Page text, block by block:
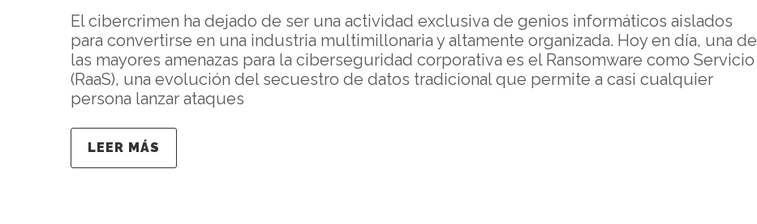
El cibercrimen ha dejado de ser una actividad exclusiva de genios informáticos aislados
para convertirse en una industria multimillonaria y altamente organizada. Hoy en día, una de
las mayores amenazas para la ciberseguridad corporativa es el Ransomware como Servicio
(RaaS), una evolución del secuestro de datos tradicional que permite a casi cualquier
persona lanzar ataques
LEER MÁS